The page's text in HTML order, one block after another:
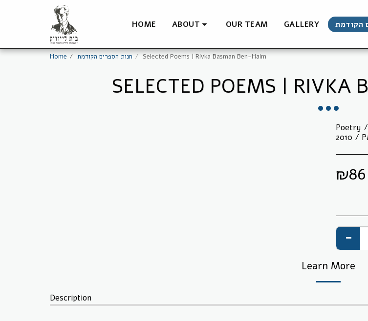
HOME ABOUT OUR TEAM GALLERY הקודמת
Home חנות הספרים הקודמת Selected Poems | Rivka Basman Ben-Haim
SELECTED POEMS |
Poetry
2010 /
₪86
Learn More
Description